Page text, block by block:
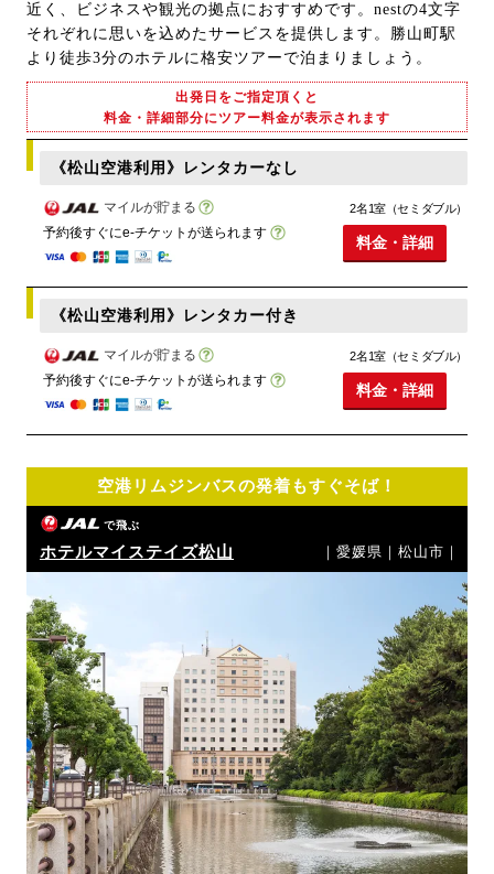
近く、ビジネスや観光の拠点におすすめです。nestの4文字
それぞれに思いを込めたサービスを提供します。勝山町駅
より徒歩3分のホテルに格安ツアーで泊まりましょう。
出発日をご指定頂くと
料金・詳細部分にツアー料金が表示されます
《松山空港利用》レンタカーなし
マイルが貯まる
予約後すぐにe-チケットが送られます
2名1室（セミダブル）
料金・詳細
《松山空港利用》レンタカー付き
マイルが貯まる
予約後すぐにe-チケットが送られます
2名1室（セミダブル）
料金・詳細
空港リムジンバスの発着もすぐそば！
で飛ぶ
ホテルマイステイズ松山 ｜愛媛県｜松山市｜